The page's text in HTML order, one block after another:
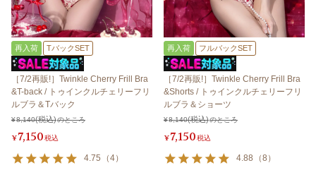
再入荷 TバックSET
［7/2再販!］Twinkle Cherry Frill Bra
&T-back / トゥインクルチェリーフリ
ルブラ＆Tバック
¥8,140 のところ
¥7,150税込
4.75 （4）
再入荷 フルバックSET
［7/2再販!］Twinkle Cherry Frill Bra
&Shorts / トゥインクルチェリーフリ
ルブラ＆ショーツ
¥8,140 のところ
¥7,150税込
4.88 （8 ）